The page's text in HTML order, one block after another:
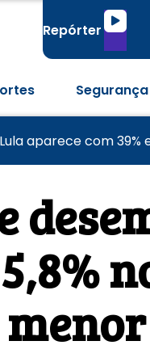
Repórter
Tocador
áudio
Segurança
Mirassol em
partidárias
aparece com